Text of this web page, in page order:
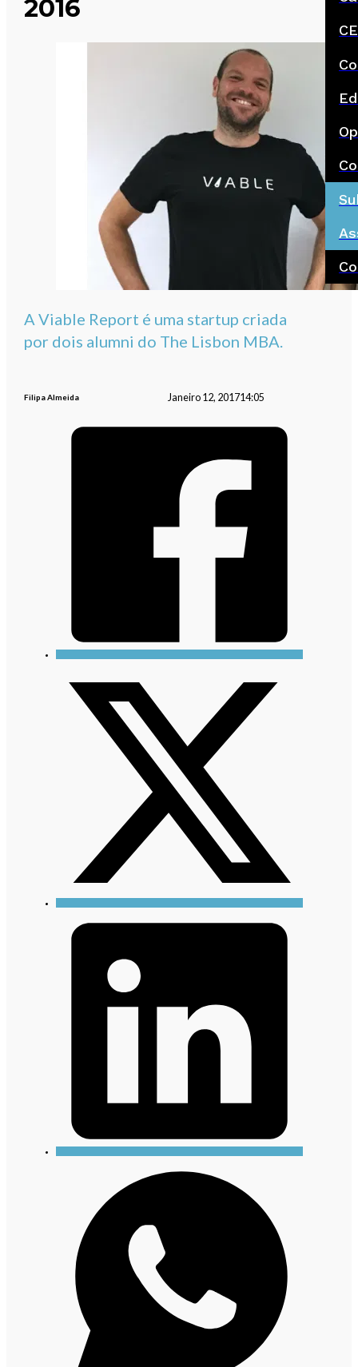
2016
A Viable Report é uma startup criada
por dois alumni do The Lisbon MBA.
Filipa Almeida Janeiro 12, 201714:05